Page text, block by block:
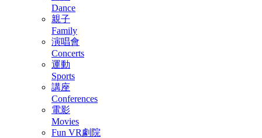
Dance
親子
Family
演唱會
Concerts
運動
Sports
講座
Conferences
電影
Movies
Fun VR劇院